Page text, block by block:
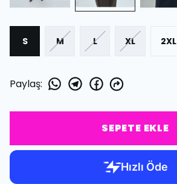
S M L XL 2XL
Paylaş:
SEPETE EKLE